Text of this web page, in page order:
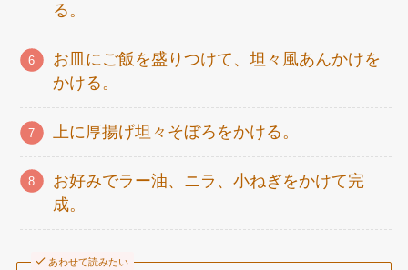
る。
お皿にご飯を盛りつけて、坦々風あんかけを
かける。
上に厚揚げ坦々そぼろをかける。
お好みでラー油、ニラ、小ねぎをかけて完
成。
あわせて読みたい